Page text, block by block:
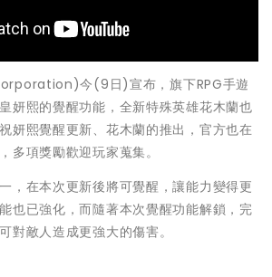
今(9日)宣布，旗下RPG手遊
妍熙的覺醒功能，全新特殊英雄花木蘭也
妍熙覺醒更新、花木蘭的推出，官方也在
多項獎勵歡迎玩家蒐集。
，在本次更新後將可覺醒，讓能力變得更
也已強化，而隨著本次覺醒功能解鎖，完
對敵人造成更強大的傷害。